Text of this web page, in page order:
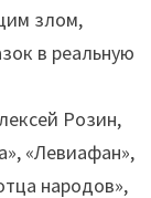
злом,
в реальную
Розин,
«Левиафан»,
народов»,